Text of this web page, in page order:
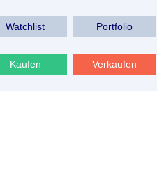
Watchlist Portfolio
Kaufen Verkaufen